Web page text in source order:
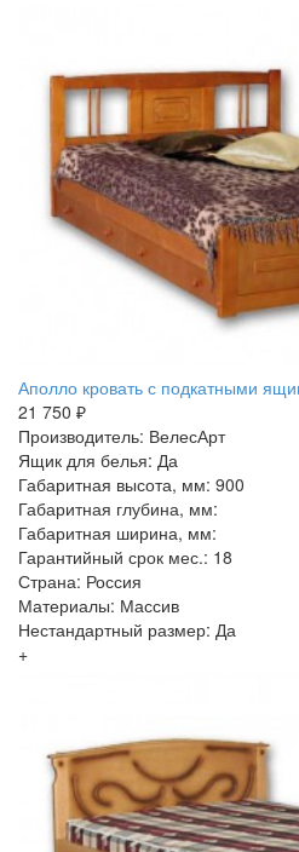
Аполло кровать с подкатными
21 750 ₽
Производитель: ВелесАрт
Ящик для белья: Да
Габаритная высота, мм: 900
Габаритная глубина, мм:
Габаритная ширина, мм:
Гарантийный срок мес.: 18
Страна: Россия
Материалы: Массив
Нестандартный размер: Да
+